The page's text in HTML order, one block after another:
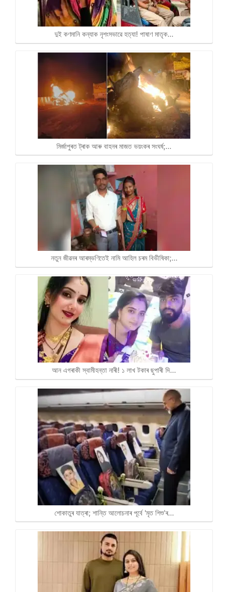
দুই কণমানি কন্যাক নৃশংসভাৱে হত্যা! পাষাণ মাতৃক…
মিৰ্জাপুৰত ট্ৰাক আৰু বাহনৰ মাজত ভয়ংকৰ সংঘৰ্ষ;…
নতুন জীৱনৰ আৰম্ভণিতেই নামি আহিল চৰম বিভীষিকা;…
আন এগৰাকী স্বামীহন্তা নাৰী! ১ লাখ টকাৰ ছুপাৰী দি…
শোকাতুৰ যাত্ৰা; শান্তি আলোচনাৰ পূৰ্বে 'মৃত শিশু’ৰ…